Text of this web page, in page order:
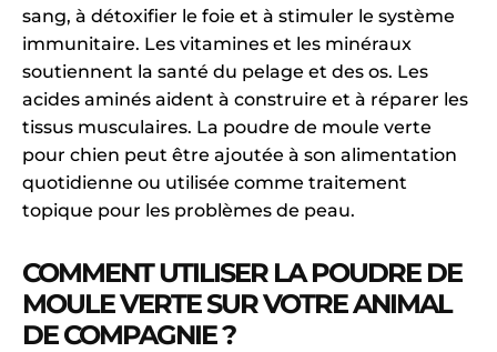
sang, à détoxifier le foie et à stimuler le système
immunitaire. Les vitamines et les minéraux
soutiennent la santé du pelage et des os. Les
acides aminés aident à construire et à réparer les
tissus musculaires. La poudre de moule verte
pour chien peut être ajoutée à son alimentation
quotidienne ou utilisée comme traitement
topique pour les problèmes de peau.
COMMENT UTILISER LA POUDRE DE
MOULE VERTE SUR VOTRE ANIMAL
DE COMPAGNIE ?